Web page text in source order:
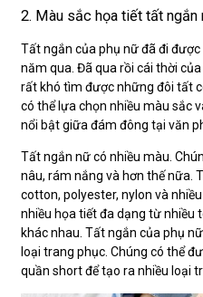
2. Màu sắc họa tiết tất ngắn
Tất ngắn của phụ nữ đã đi
năm qua. Đã qua rồi cái thời
rất khó tìm được những đôi tất
có thể lựa chọn nhiều màu sắc
nổi bật giữa đám đông tại văn
Tất ngắn nữ có nhiều màu.
nâu, rám nắng và hơn thế nữa.
cotton, polyester, nylon và
nhiều họa tiết đa dạng từ nhiều
khác nhau. Tất ngắn của phụ
loại trang phục. Chúng có thể
quần short để tạo ra nhiều loại